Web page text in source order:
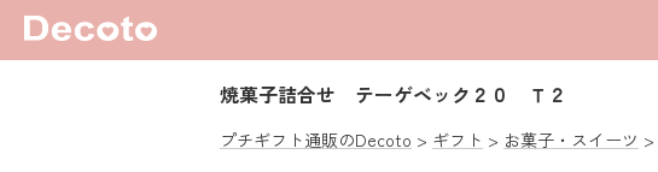
焼菓子詰合せ テーゲベック２０ Ｔ２
プチギフト通販のDecoto ギフト お菓子・スイーツ